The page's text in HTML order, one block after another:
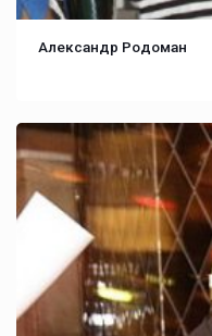
Александр Родоман